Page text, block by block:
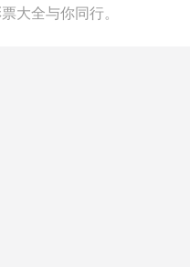
大全与你同行。